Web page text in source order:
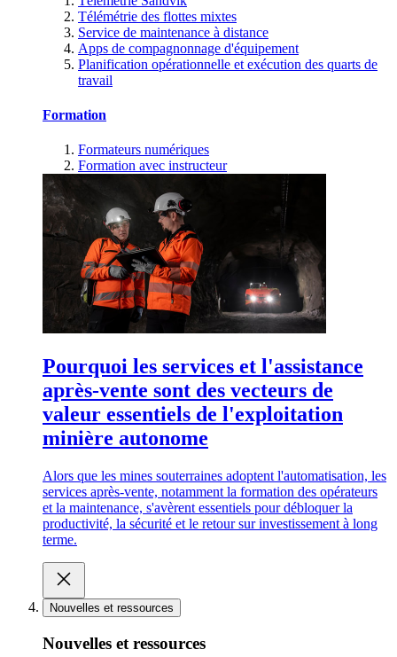
Télémétrie des flottes mixtes
Service de maintenance à distance
Apps de compagnonnage d'équipement
Planification opérationnelle et exécution des quarts de
travail
Formation
Formateurs numériques
Formation avec instructeur
Pourquoi les services et l'assistance
après-vente sont des vecteurs de
valeur essentiels de l'exploitation
minière autonome
Alors que les mines souterraines adoptent l'automatisation, les
services après-vente, notamment la formation des opérateurs
et la maintenance, s'avèrent essentiels pour débloquer la
productivité, la sécurité et le retour sur investissement à long
terme.
Nouvelles et ressources
Nouvelles et ressources